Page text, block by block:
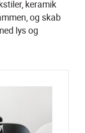
keramik
og skab
lys og